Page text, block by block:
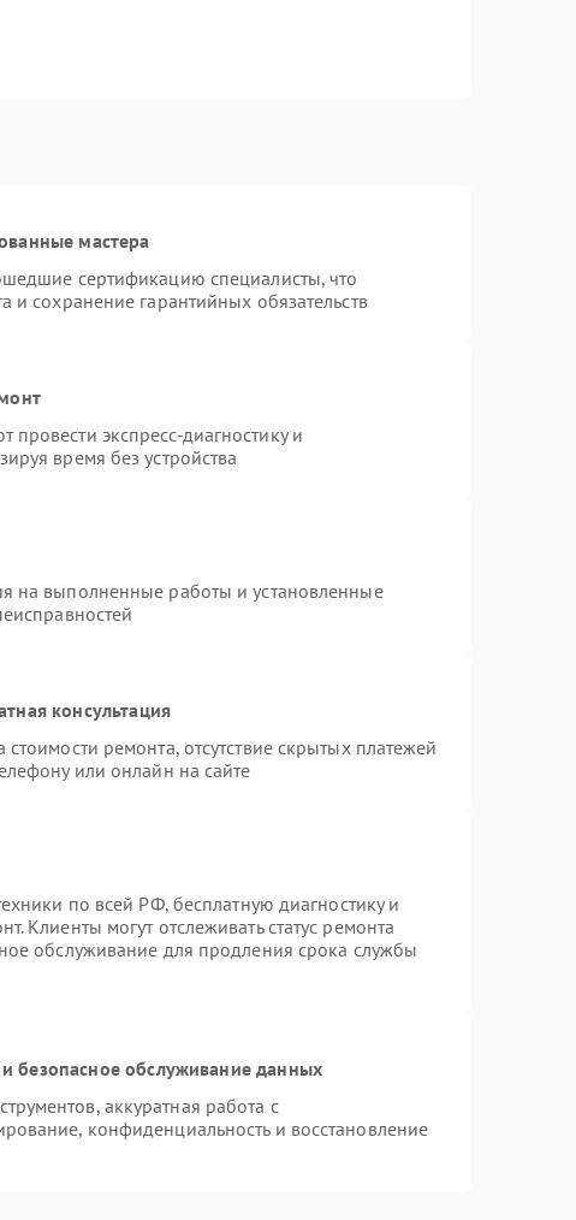
мастера
сертификацию специалисты, что
и сохранение гарантийных обязательств
экспресс-диагностику и
время без устройства
на выполненные работы и установленные
консультация
ремонта, отсутствие скрытых платежей
или онлайн на сайте
по всей РФ, бесплатную диагностику и
Клиенты могут отслеживать статус ремонта
обслуживание для продления срока службы
безопасное обслуживание данных
аккуратная работа с
конфиденциальность и восстановление